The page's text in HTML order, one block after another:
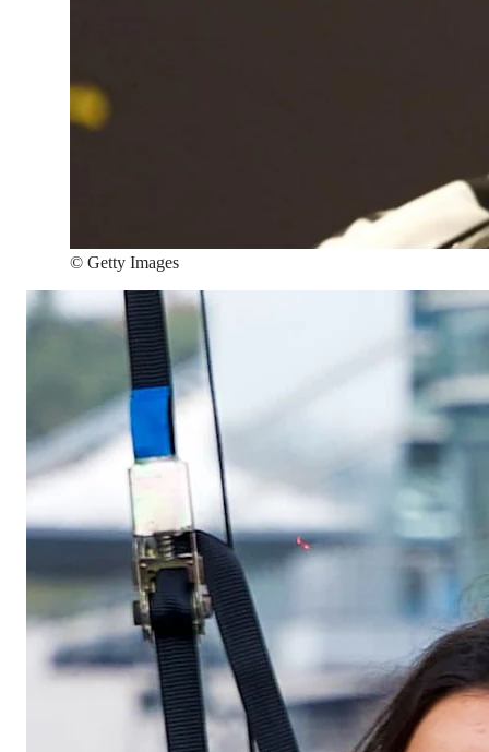
© Getty Images